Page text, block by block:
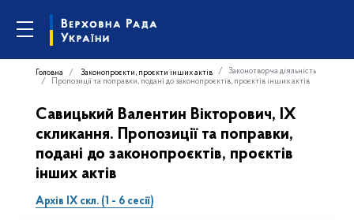
Головна Законопроєкти, проєкти інших актів
Законотворча діяльність
Пропозиції та поправки, подані до законопроєктів, проєктів інших актів
Савицький Валентин Вікторович, IX
скликання. Пропозиції та поправки,
подані до законопроєктів, проєктів
інших актів
Архів IX скл. (1 - 6 сесії)